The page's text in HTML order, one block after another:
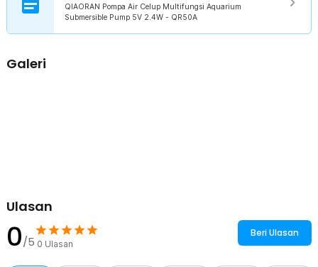
QIAORAN Pompa Air Celup Multifungsi Aquarium
Submersible Pump 5V 2.4W - QR50A
Galeri
Ulasan
0/5 0 Ulasan
Beri Ulasan